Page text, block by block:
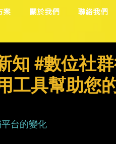
案 關於我們 聯絡我們
知 #數位社
工具幫助您
台的變化